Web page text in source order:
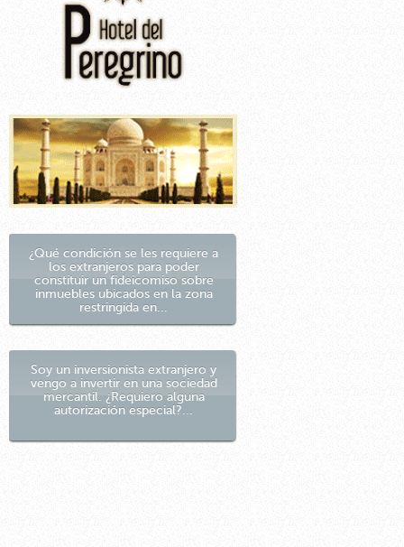
¿Qué condición se les requiere a
los extranjeros para poder
constituir un fideicomiso sobre
inmuebles ubicados en la zona
restringida en...
Soy un inversionista extranjero y
vengo a invertir en una sociedad
mercantil. ¿Requiero alguna
autorización especial?...